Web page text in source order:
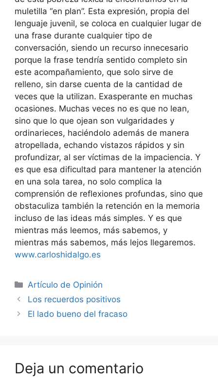
muletilla “en plan”. Esta expresión, propia del
lenguaje juvenil, se coloca en cualquier lugar de
una frase durante cualquier tipo de
conversación, siendo un recurso innecesario
porque la frase tendría sentido completo sin
este acompañamiento, que solo sirve de
relleno, sin darse cuenta de la cantidad de
veces que la utilizan. Exasperante en muchas
ocasiones. Muchas veces no es que no lean,
sino que lo que ojean son vulgaridades y
ordinarieces, haciéndolo además de manera
atropellada, echando vistazos rápidos y sin
profundizar, al ser víctimas de la impaciencia. Y
es que esa dificultad para mantener la atención
en una sola tarea, no solo complica la
comprensión de reflexiones profundas, sino que
obstaculiza también la retención en la memoria
incluso de las ideas más simples. Y es que
mientras más leemos, más sabemos, y
mientras más sabemos, más lejos llegaremos.
www.carloshidalgo.es
Artículo de Opinión
Los recuerdos positivos
El lado bueno del fracaso
Deja un comentario